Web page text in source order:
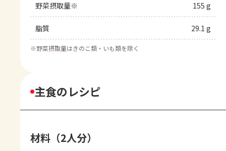
野菜摂取量※ 155 g
脂質 29.1 g
※野菜摂取量はきのこ類・いも類を除く
主食のレシピ
材料（2人分）